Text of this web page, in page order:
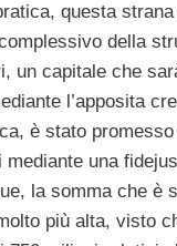
questa strana
della
un capitale che
l’apposita
è stato promesso
mediante una
la somma che è
più alta, visto